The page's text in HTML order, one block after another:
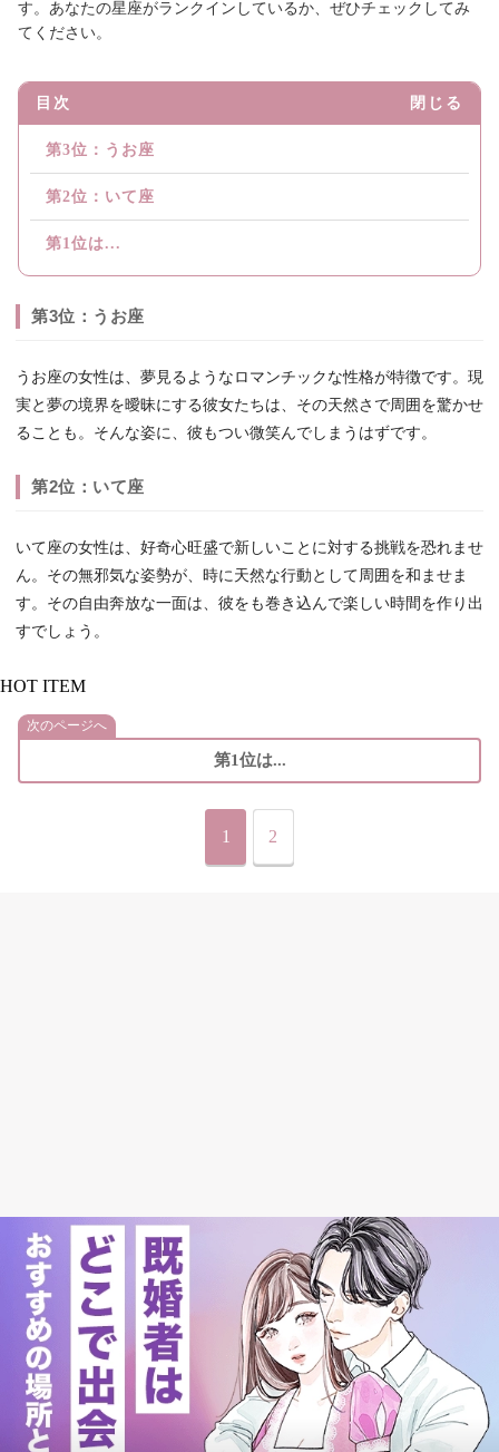
す。あなたの星座がランクインしているか、ぜひチェックしてみ
てください。
目次 閉じる
第3位：うお座
第2位：いて座
第1位は...
第3位：うお座
うお座の女性は、夢見るようなロマンチックな性格が特徴です。現
実と夢の境界を曖昧にする彼女たちは、その天然さで周囲を驚かせ
ることも。そんな姿に、彼もつい微笑んでしまうはずです。
第2位：いて座
いて座の女性は、好奇心旺盛で新しいことに対する挑戦を恐れませ
ん。その無邪気な姿勢が、時に天然な行動として周囲を和ませま
す。その自由奔放な一面は、彼をも巻き込んで楽しい時間を作り出
すでしょう。
HOT ITEM
次のページへ
第1位は...
1 2